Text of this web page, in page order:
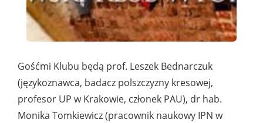
Gośćmi Klubu będą prof. Leszek Bednarczuk
(językoznawca, badacz polszczyzny kresowej,
profesor UP w Krakowie, członek PAU), dr hab.
Monika Tomkiewicz (pracownik naukowy IPN w